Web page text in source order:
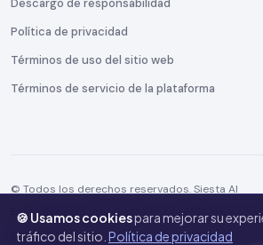
Descargo de responsabilidad
Política de privacidad
Términos de uso del sitio web
Términos de servicio de la plataforma
© Todos los derechos reservados. Siesta AI
Este sitio está protegido por reCAPTCHA y se
privacidady lasCondiciones del serviciode
🍪 Usamos cookiespara mejorar su
tráfico del sitio. Política de privacidad